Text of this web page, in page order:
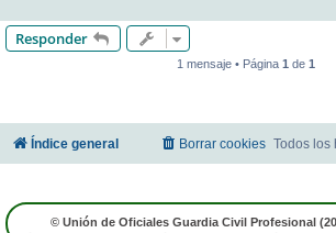
Responder
1 mensaje • Página 1 de 1
Índice general Todos los
Borrar cookies
© Unión de Oficiales Guardia Civil Profesional